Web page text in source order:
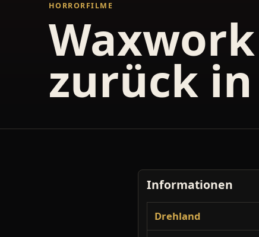
HORRORFILME
zurück
Informationen
Drehland